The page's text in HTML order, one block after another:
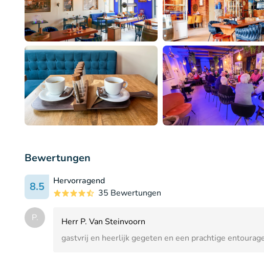
Bewertungen
8.5
Hervorragend
35 Bewertungen
P.
Herr P. Van Steinvoorn
gastvrij en heerlijk gegeten en een prachtige